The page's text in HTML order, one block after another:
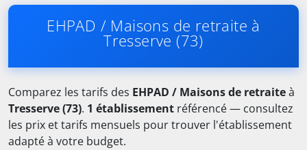
EHPAD / Maisons de retraite à
Tresserve (73)
Comparez les tarifs des EHPAD / Maisons de retraiteà
Tresserve (73). 1 établissement référencé — consultez
les prix et tarifs mensuels pour trouver l'établissement
adapté à votre budget.